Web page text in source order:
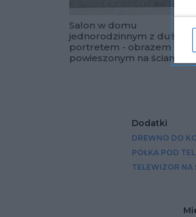
Salon w domu
jednorodzinnym z dużym
portretem - obrazem
powieszonym na ścianie
Dodatki
DREWNO DO
PÓŁKA POD
TELEWIZOR NA